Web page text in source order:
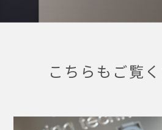
こちらもご覧く